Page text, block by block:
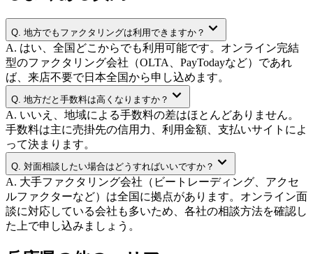
Q. 地方でもファクタリングは利用できますか？
A. はい、全国どこからでも利用可能です。オンライン完結
型のファクタリング会社（OLTA、PayTodayなど）であれ
ば、来店不要で日本全国から申し込めます。
Q. 地方だと手数料は高くなりますか？
A. いいえ、地域による手数料の差はほとんどありません。
手数料は主に売掛先の信用力、利用金額、支払いサイトによ
って決まります。
Q. 対面相談したい場合はどうすればいいですか？
A. 大手ファクタリング会社（ビートレーディング、アクセ
ルファクターなど）は全国に拠点があります。オンライン面
談に対応している会社も多いため、各社の相談方法を確認し
た上で申し込みましょう。